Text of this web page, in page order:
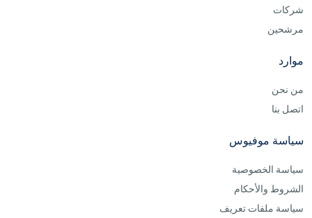
شركات
مرشحين
موارد
من نحن
اتصل بنا
سياسة موفيوس
سياسة الخصوصية
الشروط والأحكام
سياسة ملفات تعريف